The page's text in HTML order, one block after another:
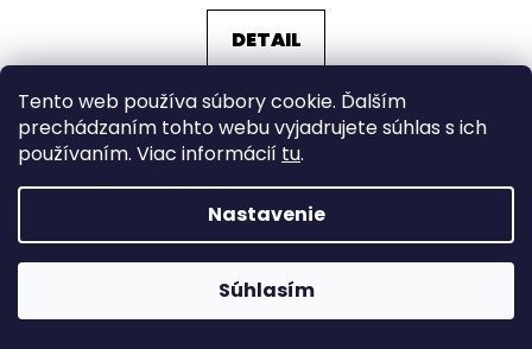
Tento web používa súbory cookie. Ďalším
prechádzaním tohto webu vyjadrujete súhlas s ich
používaním. Viac informácií tu.
Nastavenie
Súhlasím
DETAIL